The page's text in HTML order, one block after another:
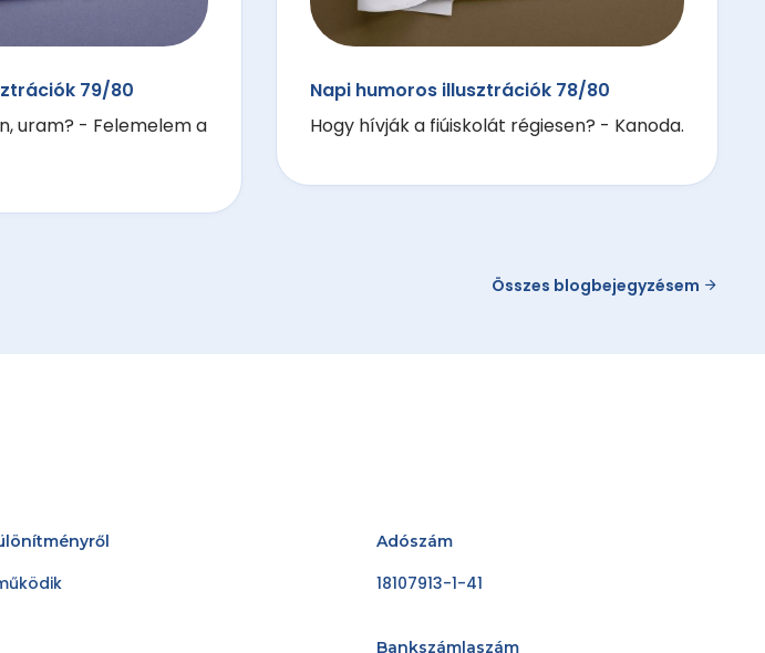
79/80
uram? - Felemelem a
Napi humoros illusztrációk 78/80
Hogy hívják a fiúiskolát régiesen? - Kanoda.
Összes blogbejegyzésem
Adószám
18107913-1-41
Bankszámlaszám